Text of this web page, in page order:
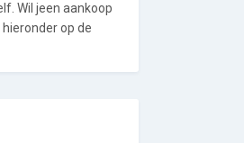
Wil jeen aankoop
op de